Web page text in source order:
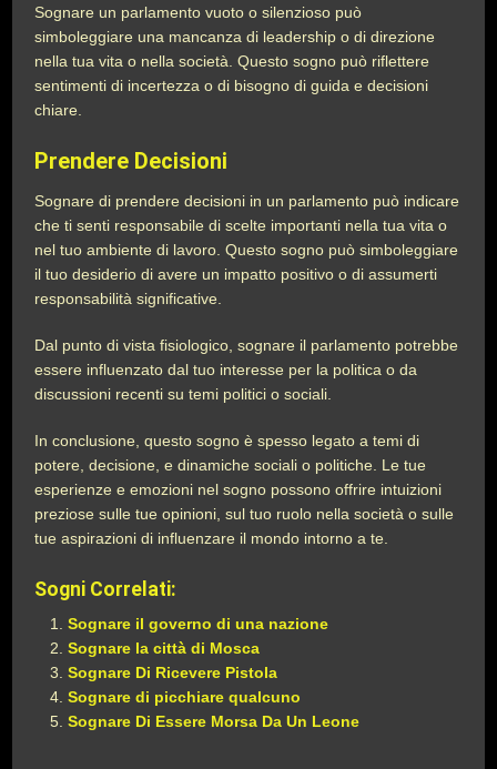
Sognare un parlamento vuoto o silenzioso può
simboleggiare una mancanza di leadership o di direzione
nella tua vita o nella società. Questo sogno può riflettere
sentimenti di incertezza o di bisogno di guida e decisioni
chiare.
Prendere Decisioni
Sognare di prendere decisioni in un parlamento può indicare
che ti senti responsabile di scelte importanti nella tua vita o
nel tuo ambiente di lavoro. Questo sogno può simboleggiare
il tuo desiderio di avere un impatto positivo o di assumerti
responsabilità significative.
Dal punto di vista fisiologico, sognare il parlamento potrebbe
essere influenzato dal tuo interesse per la politica o da
discussioni recenti su temi politici o sociali.
In conclusione, questo sogno è spesso legato a temi di
potere, decisione, e dinamiche sociali o politiche. Le tue
esperienze e emozioni nel sogno possono offrire intuizioni
preziose sulle tue opinioni, sul tuo ruolo nella società o sulle
tue aspirazioni di influenzare il mondo intorno a te.
Sogni Correlati:
Sognare il governo di una nazione
Sognare la città di Mosca
Sognare Di Ricevere Pistola
Sognare di picchiare qualcuno
Sognare Di Essere Morsa Da Un Leone